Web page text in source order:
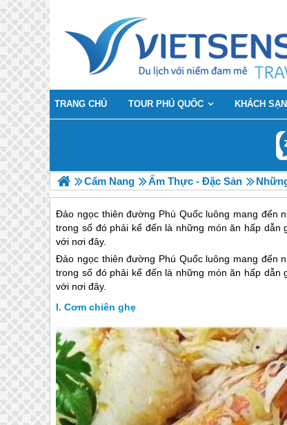
TRANG CHỦ TOUR PHÚ QUỐC KHÁCH
Cẩm Nang Ẩm Thực - Đặc Sản
Đảo ngọc thiên đường Phú Quốc luông mang đến
trong số đó phải kể đến là những món ăn hấp
với nơi đây.
Đảo ngọc thiên đường Phú Quốcluông mang đến
trong số đó phải kể đến là những món ăn hấp
với nơi đây.
Cơm chiên ghẹ